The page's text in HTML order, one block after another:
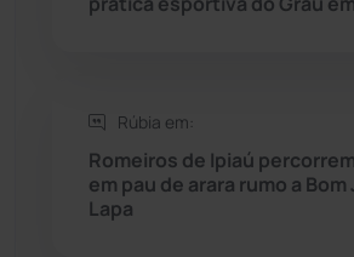
Sebastião Laranjeiras
Sudoeste Baiano
Tanhaçu
Rúbia em:
Romeiros de Ipiaú
em pau de arara rumo a Bom
Lapa